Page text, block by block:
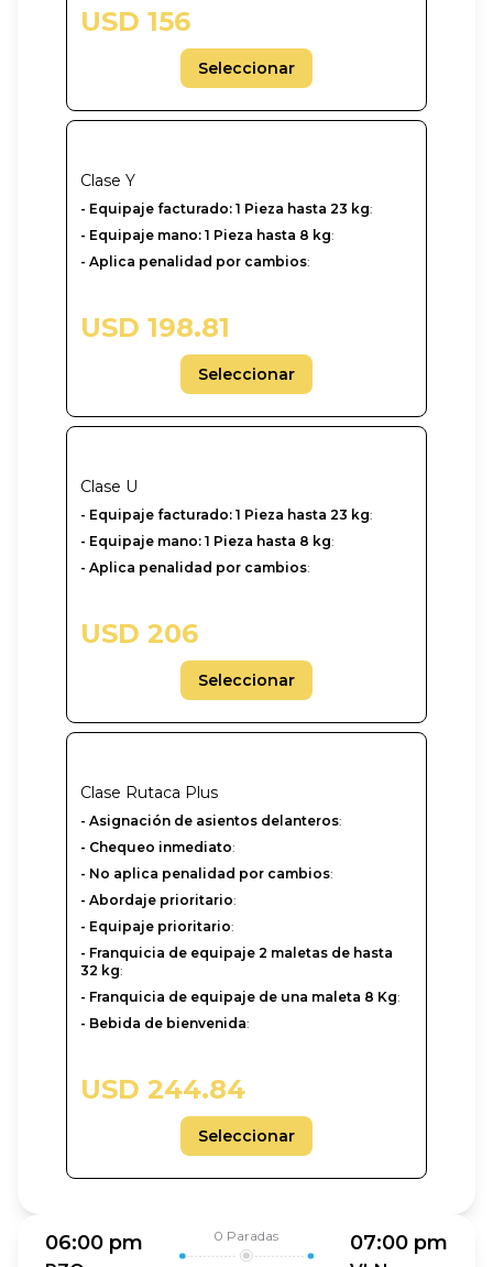
USD 156
Seleccionar
Clase Y
-‎ Equipaje facturado: 1 Pieza hasta 23 kg:
- Equipaje mano: 1 Pieza hasta 8 kg:
- Aplica penalidad por cambios:
USD 198.81
Seleccionar
Clase U
-‎ Equipaje facturado: 1 Pieza hasta 23 kg:
- Equipaje mano: 1 Pieza hasta 8 kg:
- Aplica penalidad por cambios:
USD 206
Seleccionar
Clase Rutaca Plus
- Asignación de asientos delanteros:
- Chequeo inmediato:
- No aplica penalidad por cambios:
- Abordaje prioritario:
- Equipaje prioritario:
- Franquicia de equipaje 2 maletas de hasta
32 kg:
- Franquicia de equipaje de una maleta 8 Kg:
- Bebida de bienvenida:
USD 244.84
Seleccionar
06:00 pm 0 Paradas 07:00 pm